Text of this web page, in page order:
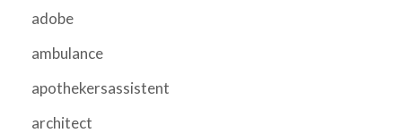
adobe
ambulance
apothekersassistent
architect